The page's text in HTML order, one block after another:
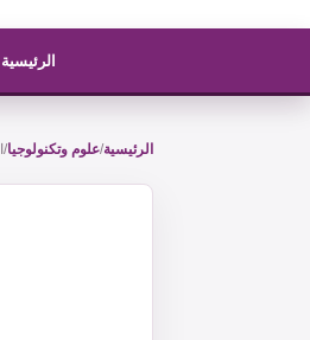
الرئيسية
الرئيسية/علوم وتكنولوجيا/